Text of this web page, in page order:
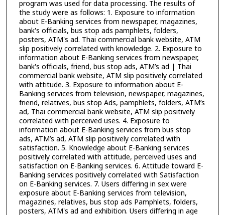
program was used for data processing. The results of
the study were as follows: 1. Exposure to information
about E-Banking services from newspaper, magazines,
bank's officials, bus stop ads pamphlets, folders,
posters, ATM's ad. Thai commercial bank website, ATM
slip positively correlated with knowledge. 2. Exposure to
information about E-Banking services from newspaper,
bank's officials, friend, bus stop ads, ATM’s ad | Thai
commercial bank website, ATM slip positively correlated
with attitude. 3. Exposure to information about E-
Banking services from television, newspaper, magazines,
friend, relatives, bus stop Ads, pamphlets, folders, ATM’s
ad, Thai commercial bank website, ATM slip positively
correlated with perceived uses. 4. Exposure to
information about E-Banking services from bus stop
ads, ATM’s ad, ATM slip positively correlated with
satisfaction. 5. Knowledge about E-Banking services
positively correlated with attitude, perceived uses and
satisfaction on E-Banking services. 6. Attitude toward E-
Banking services positively correlated with Satisfaction
on E-Banking services. 7. Users differing in sex were
exposure about E-Banking services from television,
magazines, relatives, bus stop ads Pamphlets, folders,
posters, ATM's ad and exhibition. Users differing in age